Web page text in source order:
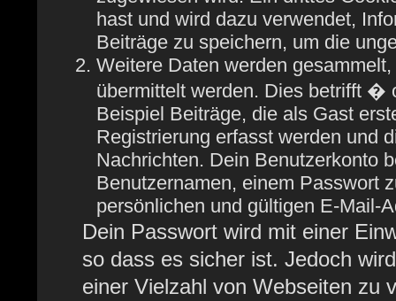
hast und wird dazu verwendet,
Beiträge zu speichern, um die
Weitere Daten werden
übermittelt werden. Dies betrifft
Beispiel Beiträge, die als Gast
Registrierung erfasst werden und
Nachrichten. Dein Benutzerkonto
Benutzernamen, einem Passwort
persönlichen und gültigen E-Mail-
Dein Passwort wird mit einer
so dass es sicher ist. Jedoch
einer Vielzahl von Webseiten zu